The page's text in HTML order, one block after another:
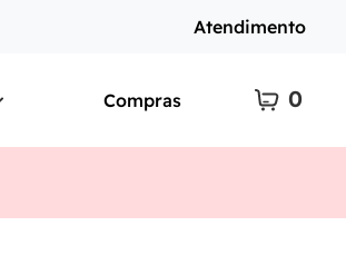
Atendimento
Compras 0